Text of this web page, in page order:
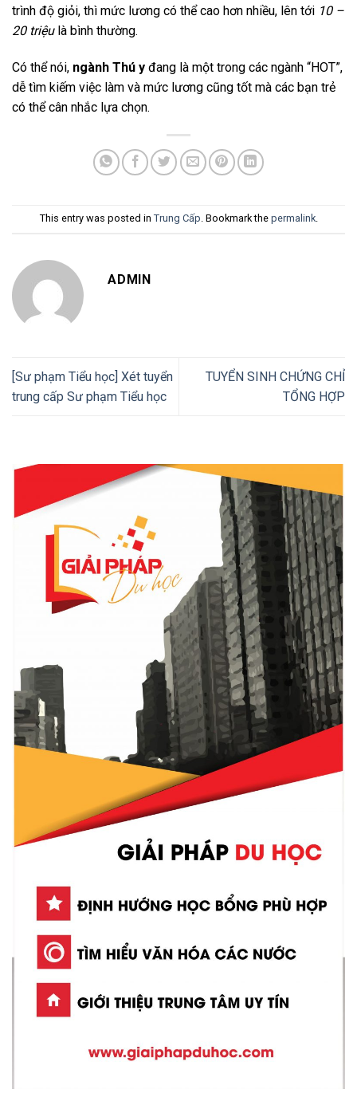
trình độ giỏi, thì mức lương có thể cao hơn nhiều, lên tới 10 –
20 triệulà bình thường.
Có thể nói, ngành Thú y đang là một trong các ngành “HOT”,
dễ tìm kiếm việc làm và mức lương cũng tốt mà các bạn trẻ
có thể cân nhắc lựa chọn.
This entry was posted in Trung Cấp. Bookmark the permalink.
ADMIN
[Sư phạm Tiểu học] Xét tuyển
trung cấp Sư phạm Tiểu học
TUYỂN SINH CHỨNG CHỈ
TỔNG HỢP